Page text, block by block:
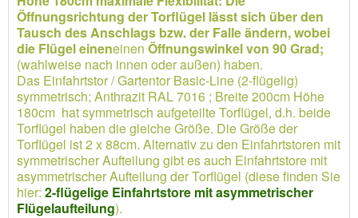
Öffnungsrichtung der Torflügel lässt sich über den
Tausch des Anschlags bzw. der Falle ändern, wobei
die Flügel eineneinen Öffnungswinkel von 90 Grad;
(wahlweise nach innen oder außen) haben.
Das Einfahrtstor / Gartentor Basic-Line (2-flügelig)
symmetrisch; Anthrazit RAL 7016 ; Breite 200cm Höhe
180cm hat symmetrisch aufgeteilte Torflügel, d.h. beide
Torflügel haben die gleiche Größe. Die Größe der
Torflügel ist 2 x 88cm. Alternativ zu den Einfahrtstoren mit
symmetrischer Aufteilung gibt es auch Einfahrtstore mit
asymmetrischer Aufteilung der Torflügel (diese finden Sie
hier: 2-flügelige Einfahrtstore mit asymmetrischer
Flügelaufteilung).